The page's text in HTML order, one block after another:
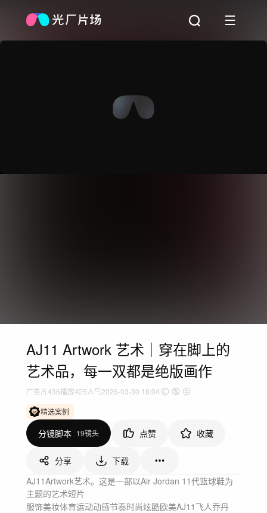
AJ11 Artwork 艺术｜穿在脚上的
艺术品，每一双都是绝版画作
广告片436播放425人气2026-03-30 18:04
精选案例
分镜脚本 19镜头 点赞 收藏
分享
下载
AJ11Artwork艺术。这是一部以Air Jordan 11代篮球鞋为
主题的艺术短片
服饰美妆体育运动动感节奏时尚炫酷欧美AJ11 飞人乔丹